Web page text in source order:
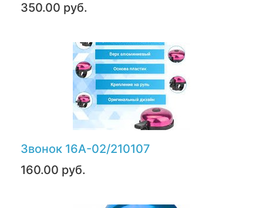
350.00 руб.
Звонок 16А-02/210107
160.00 руб.